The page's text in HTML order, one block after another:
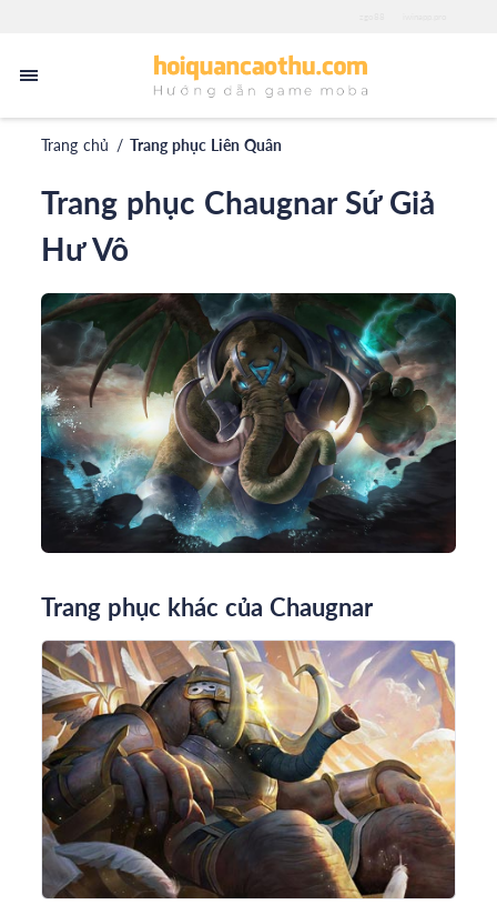
Trang chủ / Trang phục Liên Quân
Trang phục Chaugnar Sứ Giả
Hư Vô
Trang phục khác của Chaugnar